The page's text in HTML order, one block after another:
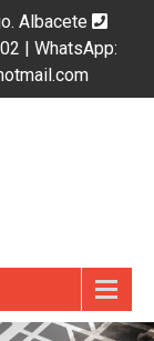
Albacete
| WhatsApp: